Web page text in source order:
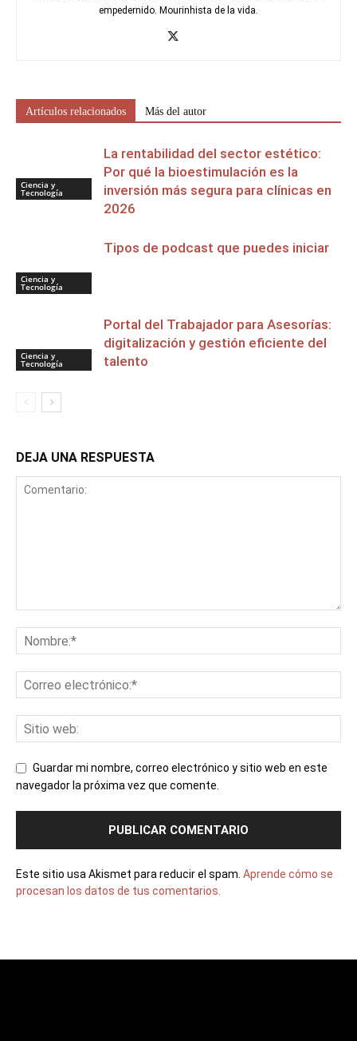
empedernido. Mourinhista de la vida.
Artículos relacionados Más del autor
Ciencia y
Tecnología
La rentabilidad del sector estético:
Por qué la bioestimulación es la
inversión más segura para clínicas en
2026
Ciencia y
Tecnología
Tipos de podcast que puedes iniciar
Ciencia y
Tecnología
Portal del Trabajador para Asesorías:
digitalización y gestión eficiente del
talento
DEJA UNA RESPUESTA
Guardar mi nombre, correo electrónico y sitio web en este
navegador la próxima vez que comente.
Este sitio usa Akismet para reducir el spam. Aprende cómo se
procesan los datos de tus comentarios.